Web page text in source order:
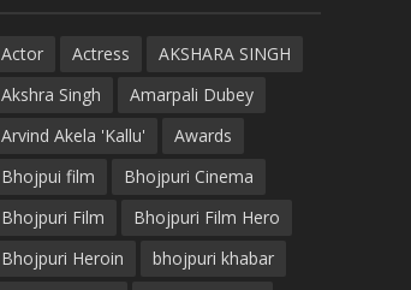
Actor Actress
AKSHARA SINGH
Akshra Singh
Amarpali Dubey
Arvind Akela 'Kallu'
Awards
Bhojpui film
Bhojpuri Cinema
Bhojpuri Film
Bhojpuri Film Hero
Bhojpuri Heroin
bhojpuri khabar